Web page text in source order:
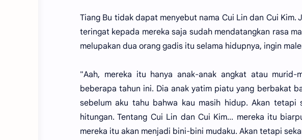
Tiang Bu tidak dapat menyebut nama Cui Lin dan Cui
teringat kepada mereka saja sudah mendatangkan rasa
melupakan dua orang gadis itu selama hidupnya, ingin
"Aah, mereka itu hanya anak-anak angkat atau
beberapa tahun ini. Dia anak yatim piatu yang berbakat
sebelum aku tahu bahwa kau masih hidup. Akan
hitungan. Tentang Cui Lin dan Cui Kim... mereka itu
mereka itu akan menjadi bini-bini mudaku. Akan tetapi